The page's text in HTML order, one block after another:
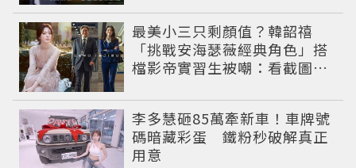
最美小三只剩顏值？韓韶禧
「挑戰安海瑟薇經典角色」搭
檔影帝實習生被嘲：看截圖就
李多慧砸85萬牽新車！車牌號
碼暗藏彩蛋 鐵粉秒破解真正
用意